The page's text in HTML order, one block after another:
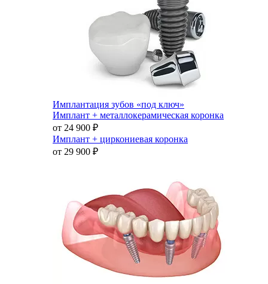
Имплантация зубов «под ключ»
Имплант + металлокерамическая коронка
от 24 900 ₽
Имплант + циркониевая коронка
от 29 900 ₽